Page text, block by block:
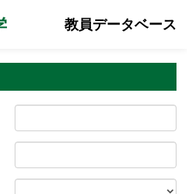
教員データベース